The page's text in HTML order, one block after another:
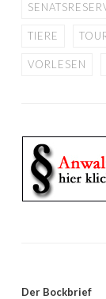
TIERE
VORLESEN
Der Bockbrief